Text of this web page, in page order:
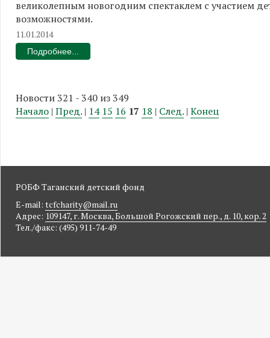
великолепным новогодним спектаклем с участием
возможностями.
11.01.2014
Подробнее...
Новости 321 - 340 из 349
Начало | Пред. | 14 15 16 17 18 | След. | Конец
РОБФ Таганский детский фонд
E-mail: tcfcharity@mail.ru
Адрес: 109147, г. Москва, Большой Рогожский пер., д. 10, кор. 2
Тел./факс: (495) 911-74-49